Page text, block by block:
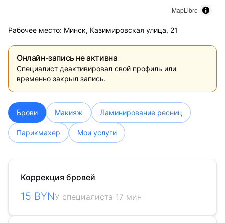
MapLibre
Рабочее место: Минск, Казимировская улица, 21
Онлайн-запись не активна
Специалист деактивировал свой профиль или
временно закрыл запись.
Брови Макияж Ламинирование ресниц
Парикмахер Мои услуги
Коррекция бровей
15 BYNУ специалиста 17 мин